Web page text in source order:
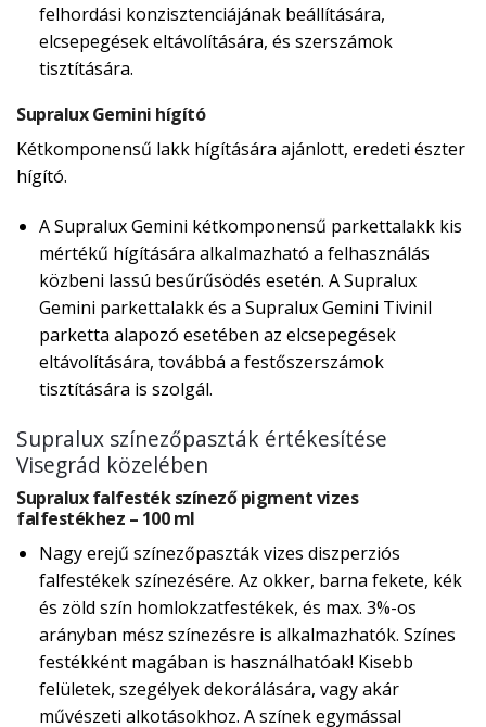
felhordási konzisztenciájának beállítására,
elcsepegések eltávolítására, és szerszámok
tisztítására.
Supralux Gemini hígító
Kétkomponensű lakk hígítására ajánlott, eredeti észter
hígító.
A Supralux Gemini kétkomponensű parkettalakk kis
mértékű hígítására alkalmazható a felhasználás
közbeni lassú besűrűsödés esetén. A Supralux
Gemini parkettalakk és a Supralux Gemini Tivinil
parketta alapozó esetében az elcsepegések
eltávolítására, továbbá a festőszerszámok
tisztítására is szolgál.
Supralux színezőpaszták értékesítése
Visegrád közelében
Supralux falfesték színező pigment vizes
falfestékhez – 100 ml
Nagy erejű színezőpaszták vizes diszperziós
falfestékek színezésére. Az okker, barna fekete, kék
és zöld szín homlokzatfestékek, és max. 3%-os
arányban mész színezésre is alkalmazhatók. Színes
festékként magában is használhatóak! Kisebb
felületek, szegélyek dekorálására, vagy akár
művészeti alkotásokhoz. A színek egymással